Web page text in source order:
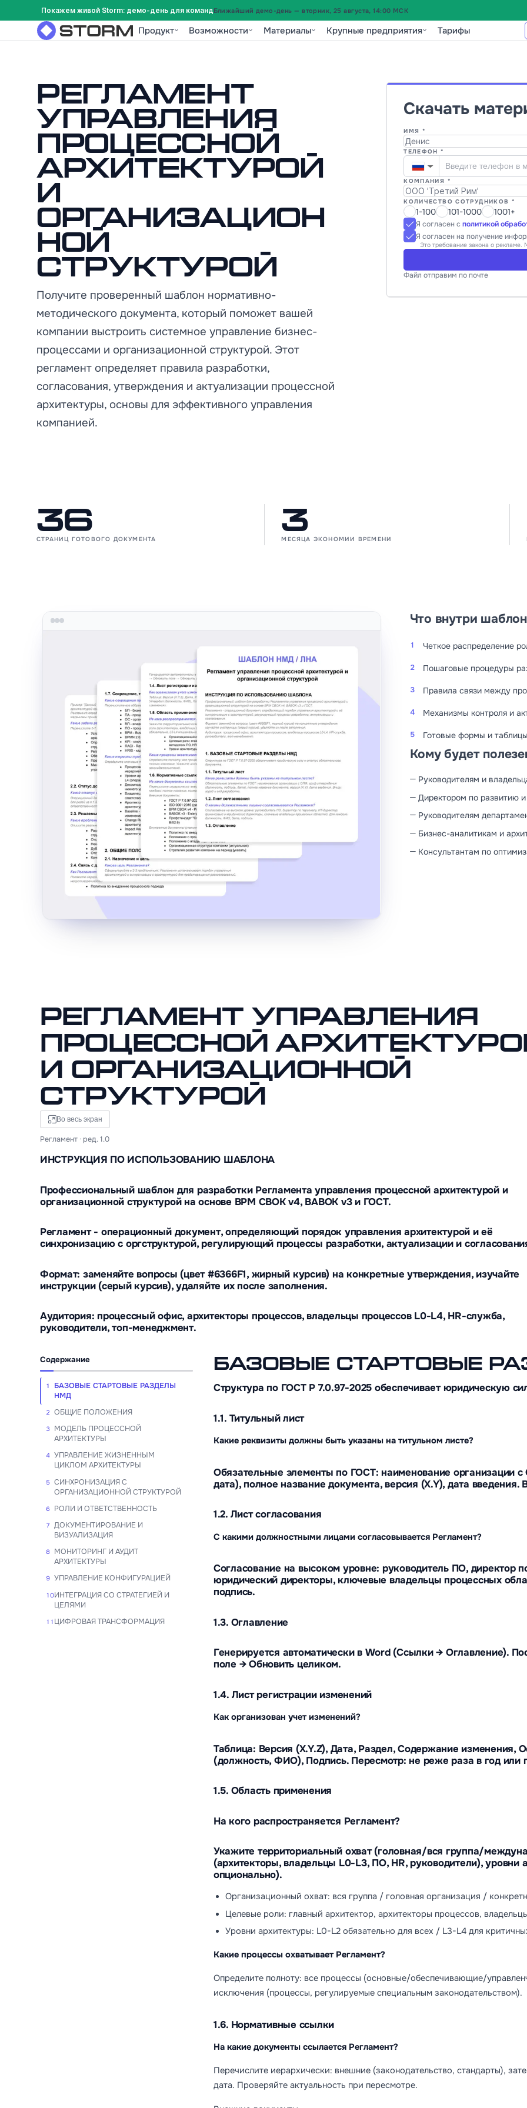
Покажем живой Storm: демо-день для командБлижайший демо-день — вторник, 25 августа, 14:00 МСК
Продукт Возможности Материалы Крупные предприятия Тарифы
Регламент
управления
процессной
архитектурой
и
организацион
ной
структурой
Получите проверенный шаблон нормативно-
методического документа, который поможет вашей
компании выстроить системное управление бизнес-
процессами и организационной структурой. Этот
регламент определяет правила разработки,
согласования, утверждения и актуализации процессной
архитектуры, основы для эффективного управления
компанией.
Скачать
ИМЯ *
ТЕЛЕФОН *
▼
КОМПАНИЯ *
КОЛИЧЕСТВО СОТРУДНИКОВ *
1-100 101-1000 1001+
Я согласен сполитикой
Я согласен на получение
Это требование закона о
Файл отправим по почте
36
СТРАНИЦ ГОТОВОГО ДОКУМЕНТА
3
МЕСЯЦА ЭКОНОМИИ ВРЕМЕНИ
Что внутри
1 Четкое распределение
2 Пошаговые процедуры
3 Правила связи между
4 Механизмы контроля и
5 Готовые формы и
Кому будет
Руководителям и
Директором по развитию
Руководителям
Бизнес-аналитикам и
Консультантам по
Регламент управления
процессной
и организационной
структурой
Во весь экран
Регламент · ред. 1.0
ИНСТРУКЦИЯ ПО ИСПОЛЬЗОВАНИЮ ШАБЛОНА
Профессиональный шаблон для разработки Регламента управления процессной архитектурой и
организационной структурой на основе BPM CBOK v4, BABOK v3 и ГОСТ.
Регламент - операционный документ, определяющий порядок управления архитектурой и её
синхронизацию с оргструктурой, регулирующий процессы разработки, актуализации и
Формат: заменяйте вопросы (цвет #6366F1, жирный курсив) на конкретные утверждения, изучайте
инструкции (серый курсив), удаляйте их после заполнения.
Аудитория: процессный офис, архитекторы процессов, владельцы процессов L0-L4, HR-служба,
руководители, топ-менеджмент.
Содержание
1
БАЗОВЫЕ СТАРТОВЫЕ РАЗДЕЛЫ
НМД
2 ОБЩИЕ ПОЛОЖЕНИЯ
3
МОДЕЛЬ ПРОЦЕССНОЙ
АРХИТЕКТУРЫ
4 УПРАВЛЕНИЕ ЖИЗНЕННЫМ
ЦИКЛОМ АРХИТЕКТУРЫ
5
СИНХРОНИЗАЦИЯ С
ОРГАНИЗАЦИОННОЙ СТРУКТУРОЙ
6 РОЛИ И ОТВЕТСТВЕННОСТЬ
7
ДОКУМЕНТИРОВАНИЕ И
ВИЗУАЛИЗАЦИЯ
8
МОНИТОРИНГ И АУДИТ
АРХИТЕКТУРЫ
9 УПРАВЛЕНИЕ КОНФИГУРАЦИЕЙ
10ИНТЕГРАЦИЯ СО СТРАТЕГИЕЙ И
ЦЕЛЯМИ
11 ЦИФРОВАЯ ТРАНСФОРМАЦИЯ
БАЗОВЫЕ СТАРТОВЫЕ
Структура по ГОСТ Р 7.0.97-2025 обеспечивает юридическую
1.1. Титульный лист
Какие реквизиты должны быть указаны на титульном листе?
Обязательные элементы по ГОСТ: наименование организации
дата), полное название документа, версия (X.Y), дата введения.
1.2. Лист согласования
С какими должностными лицами согласовывается Регламент?
Согласование на высоком уровне: руководитель ПО, директор
юридический директоры, ключевые владельцы процессных
подпись.
1.3. Оглавление
Генерируется автоматически в Word (Ссылки → Оглавление).
поле → Обновить целиком.
1.4. Лист регистрации изменений
Как организован учет изменений?
Таблица: Версия (X.Y.Z), Дата, Раздел, Содержание изменения,
(должность, ФИО), Подпись. Пересмотр: не реже раза в год или
1.5. Область применения
На кого распространяется Регламент?
Укажите территориальный охват (головная/вся группа/
(архитекторы, владельцы L0-L3, ПО, HR, руководители), уровни
опционально).
Организационный охват: вся группа / головная организация /
Целевые роли: главный архитектор, архитекторы процессов,
Уровни архитектуры: L0-L2 обязательно для всех / L3-L4 для
Какие процессы охватывает Регламент?
Определите полноту: все процессы (основные/обеспечивающие/
исключения (процессы, регулируемые специальным законодательством).
1.6. Нормативные ссылки
На какие документы ссылается Регламент?
Перечислите иерархически: внешние (законодательство, стандарты),
дата. Проверяйте актуальность при пересмотре.